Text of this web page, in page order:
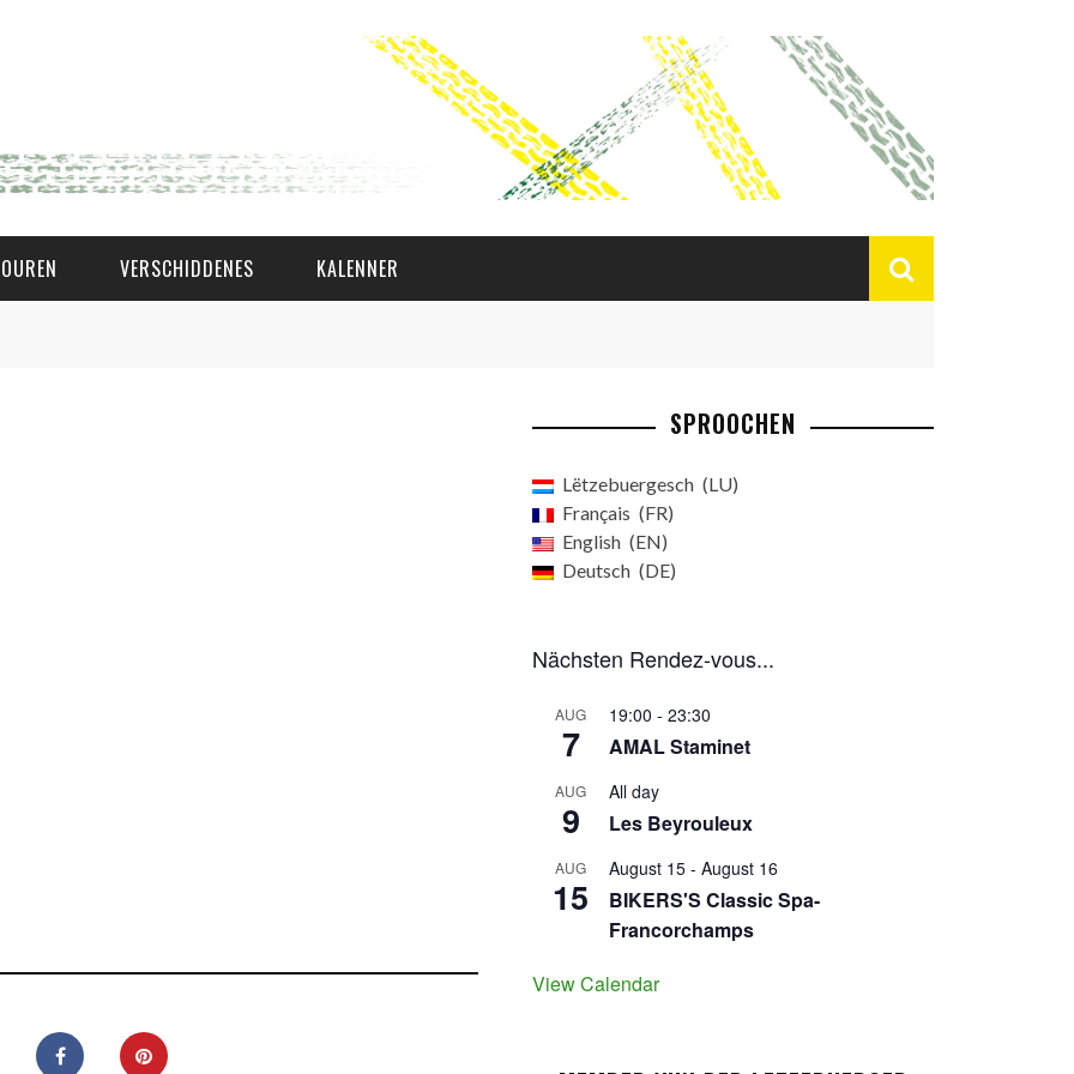
VERSCHIDDENES KALENNER
SPROOCHEN
Lëtzebuergesch
LU
Français
FR
English
EN
Deutsch
DE
Nächsten Rendez-vous...
AUG
7
19:00 - 23:30
AMAL Staminet
AUG
9
All day
Les Beyrouleux
AUG
15
August 15 - August 16
BIKERS'S Classic Spa-
Francorchamps
View Calendar